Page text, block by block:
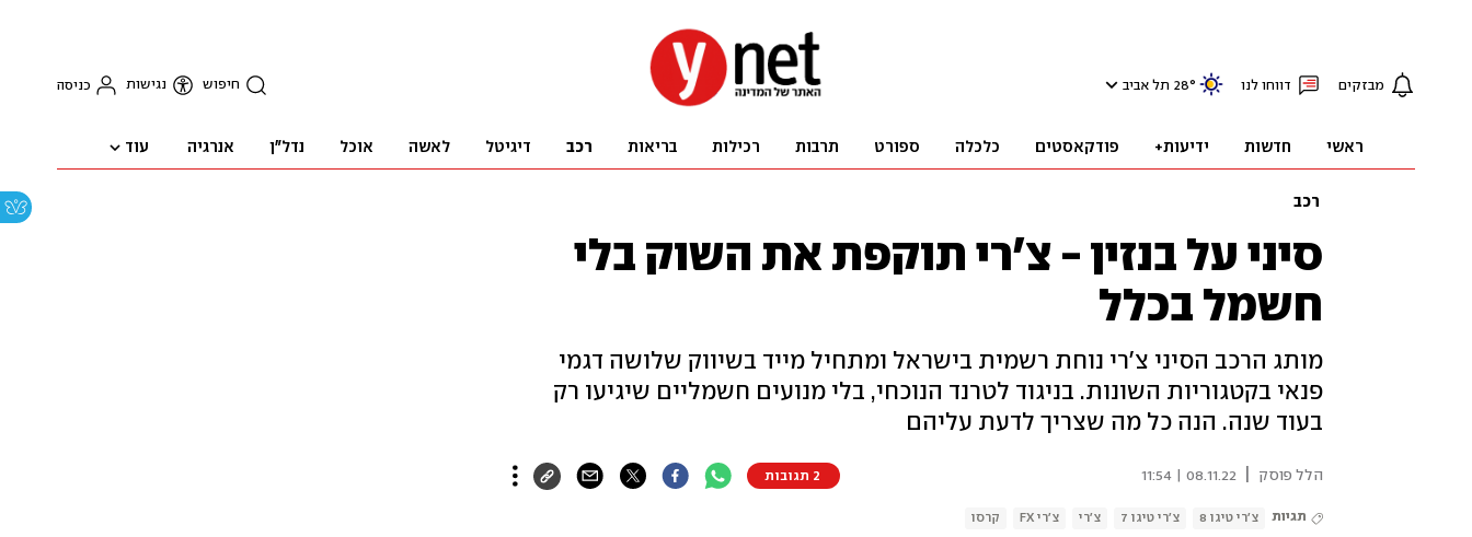
מבזקים דווחו לנו 28° תל אביב חיפוש נגישות כניסה
ראשי חדשות ידיעות+ פודקאסטים כלכלה ספורט תרבות רכילות בריאות רכב דיגיטל לאשה אוכל נדל"ן אנרגיה עוד
רכב
סיני על בנזין - צ'רי תוקפת את השוק בלי
חשמל בכלל
מותג הרכב הסיני צ'רי נוחת רשמית בישראל ומתחיל מייד בשיווק שלושה דגמי
פנאי בקטגוריות השונות. בניגוד לטרנד הנוכחי, בלי מנועים חשמליים שיגיעו רק
בעוד שנה. הנה כל מה שצריך לדעת עליהם
הלל פוסק 08.11.22 | 11:54 2 תגובות
תגיות צ'רי טיגו 8 צ'רי טיגו 7 צ'רי צ'רי FX קרסו